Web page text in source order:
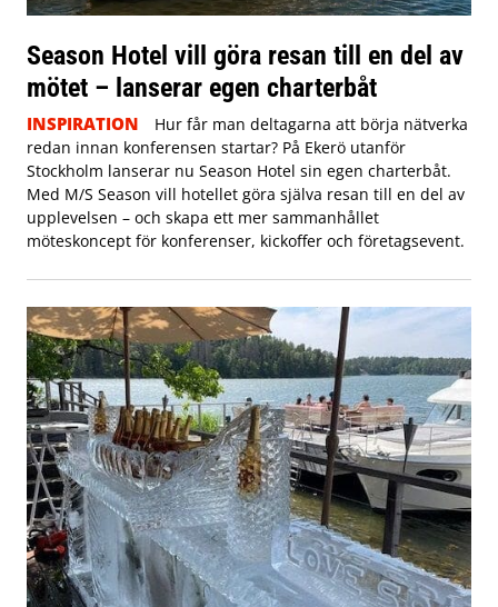
Season Hotel vill göra resan till en del av
mötet – lanserar egen charterbåt
INSPIRATION
Hur får man deltagarna att börja nätverka
redan innan konferensen startar? På Ekerö utanför
Stockholm lanserar nu Season Hotel sin egen charterbåt.
Med M/S Season vill hotellet göra själva resan till en del av
upplevelsen – och skapa ett mer sammanhållet
möteskoncept för konferenser, kickoffer och företagsevent.